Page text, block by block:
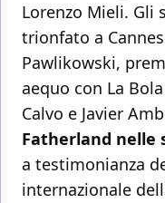
Lorenzo Mieli. Gli
trionfato a
Pawlikowski,
aequo con La
Calvo e Javier
Fatherland nelle
a testimonianza
internazionale